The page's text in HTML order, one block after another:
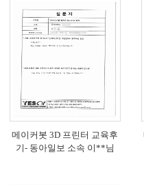
메이커봇 3D 프린터 교육후
기- 동아일보 소속 이**님